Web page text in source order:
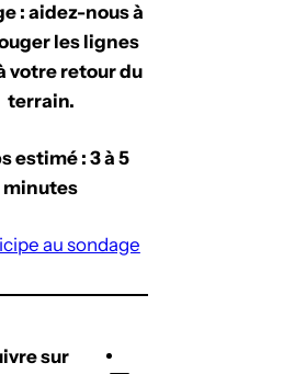
: aidez-nous à
les lignes
votre retour du
terrain.
estimé : 3 à 5
minutes
au sondage
sur